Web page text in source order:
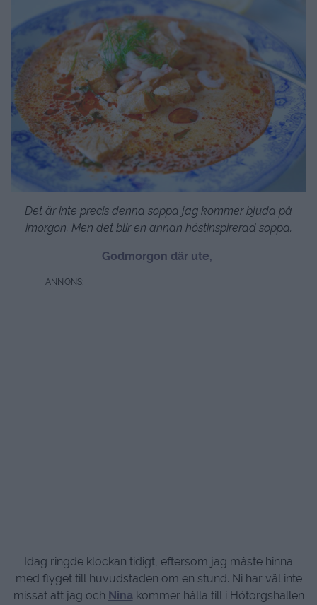
Det är inte precis denna soppa jag kommer bjuda på
imorgon. Men det blir en annan höstinspirerad soppa.
Godmorgon där ute,
Idag ringde klockan tidigt, eftersom jag måste hinna
med flyget till huvudstaden om en stund. Ni har väl inte
missat att jag och Ninakommer hålla till i Hötorgshallen